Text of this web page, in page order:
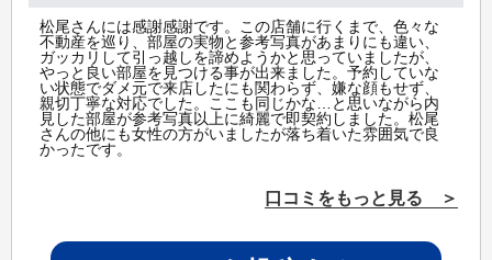
松尾さんには感謝感謝です。この店舗に行くまで、色々な
不動産を巡り、部屋の実物と参考写真があまりにも違い、
ガッカリして引っ越しを諦めようかと思っていましたが、
やっと良い部屋を見つける事が出来ました。予約していな
い状態でダメ元で来店したにも関わらず、嫌な顔もせず、
親切丁寧な対応でした。ここも同じかな…と思いながら内
見した部屋が参考写真以上に綺麗で即契約しました。松尾
さんの他にも女性の方がいましたが落ち着いた雰囲気で良
かったです。
口コミをもっと見る ＞